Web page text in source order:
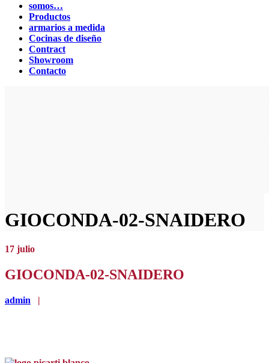
somos…
Productos
armarios a medida
Cocinas de diseño
Contract
Showroom
Contacto
GIOCONDA-02-SNAIDERO
17 julio
GIOCONDA-02-SNAIDERO
admin |